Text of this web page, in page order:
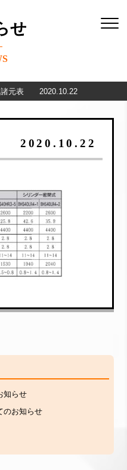
せ
元表 2020.10.22
2020.10.22
知らせ
のお知らせ